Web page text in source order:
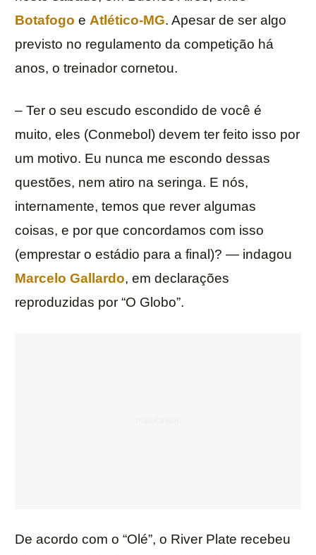
Botafogo e Atlético-MG. Apesar de ser algo
previsto no regulamento da competição há
anos, o treinador cornetou.
– Ter o seu escudo escondido de você é
muito, eles (Conmebol) devem ter feito isso por
um motivo. Eu nunca me escondo dessas
questões, nem atiro na seringa. E nós,
internamente, temos que rever algumas
coisas, e por que concordamos com isso
(emprestar o estádio para a final)? — indagou
Marcelo Gallardo, em declarações
reproduzidas por “O Globo”.
De acordo com o “Olé”, o River Plate recebeu